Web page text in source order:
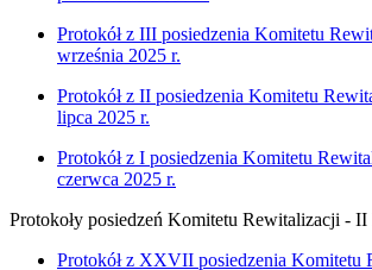
Protokół z III posiedzenia Komitetu
września 2025 r.
Protokół z II posiedzenia Komitetu
lipca 2025 r.
Protokół z I posiedzenia Komitetu
czerwca 2025 r.
Protokoły posiedzeń Komitetu Rewitalizacji - II
Protokół z XXVII posiedzenia Komitetu